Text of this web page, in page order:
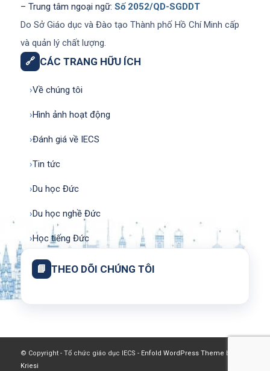
– Trung tâm ngoại ngữ: Số 2052/QD-SGDDT
Do Sở Giáo dục và Đào tạo Thành phố Hồ Chí Minh cấp
và quản lý chất lượng.
🔗 CÁC TRANG HỮU ÍCH
›Về chúng tôi
›Hình ảnh hoạt động
›Đánh giá về IECS
›Tin tức
›Du học Đức
›Du học nghề Đức
›Học tiếng Đức
📘 THEO DÕI CHÚNG TÔI
© Copyright - Tổ chức giáo dục IECS - Enfold WordPress Theme by
Kriesi